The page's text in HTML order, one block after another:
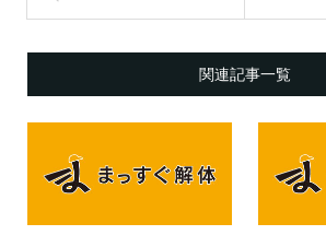
関連記事一覧